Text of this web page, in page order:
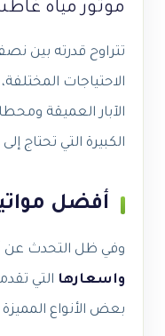
موتور مياه
الاحتياجات
الآبار العميقة
الكبيرة التي
أفضل
وفي ظل التحدث عن
واسعارها التي
بعض الأنواع